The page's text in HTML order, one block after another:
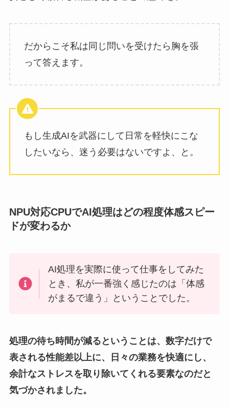
だからこそ私は同じ問いを受けたら胸を張
って答えます。
もし生成AIを武器にして日常を軽快にこな
したいなら、迷う必要はないですよ、と。
NPU対応CPUでAI処理はどの程度体感スピー
ドが変わるか
AI処理を実際に使って仕事をしてみた
とき、私が一番強く感じたのは「体感
がまるで違う」ということでした。
処理の待ち時間が減るということは、数字だけで
表される性能差以上に、日々の業務を快適にし、
余計なストレスを取り除いてくれる要素なのだと
気づかされました。